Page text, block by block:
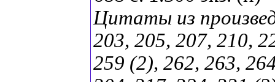
Цитаты из
203, 205, 207, 210,
259 (2), 262, 263,